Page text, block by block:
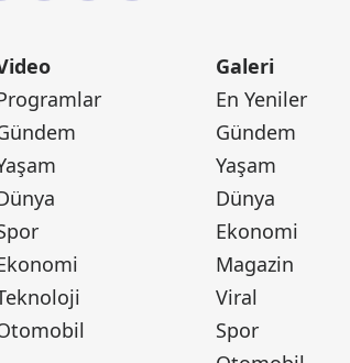
Galeri
En Yeniler
Gündem
Yaşam
Dünya
Ekonomi
Magazin
Viral
Spor